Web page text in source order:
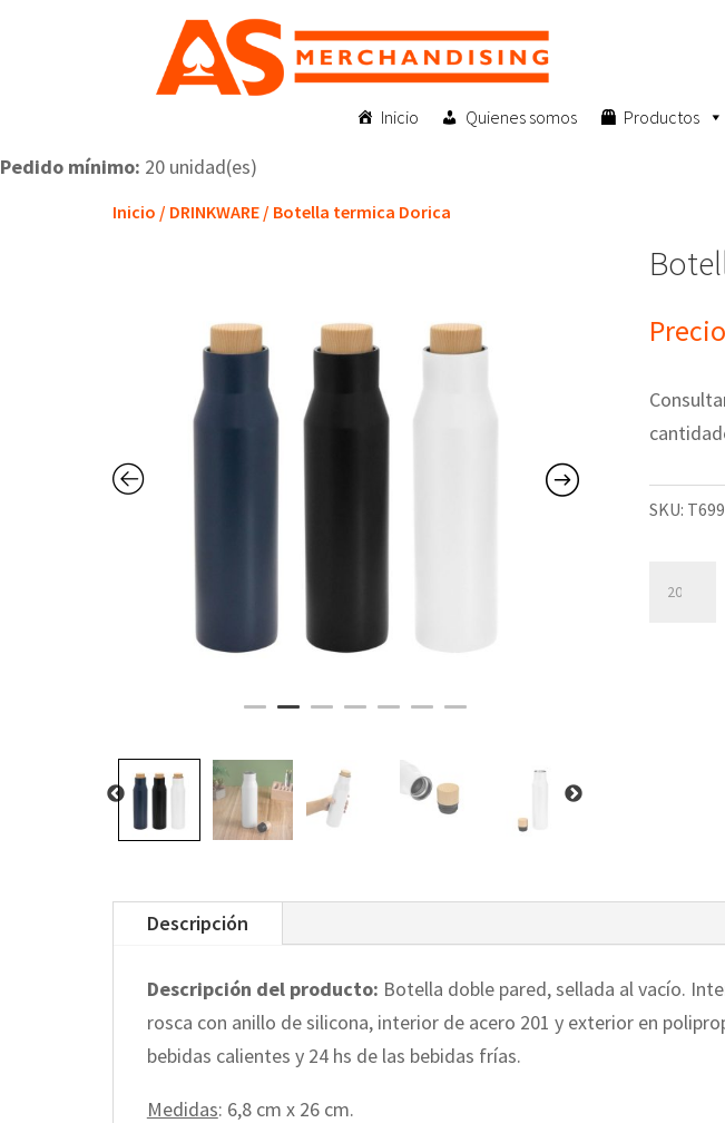
Inicio Quienes somos Productos
Pedido mínimo: 20 unidad(es)
Inicio / DRINKWARE/ Botella termica Dorica
SKU: T699
Descripción
Descripción del producto: Botella doble pared, sellada al vacío.
rosca con anillo de silicona, interior de acero 201 y exterior en
bebidas calientes y 24 hs de las bebidas frías.
Medidas: 6,8 cm x 26 cm.